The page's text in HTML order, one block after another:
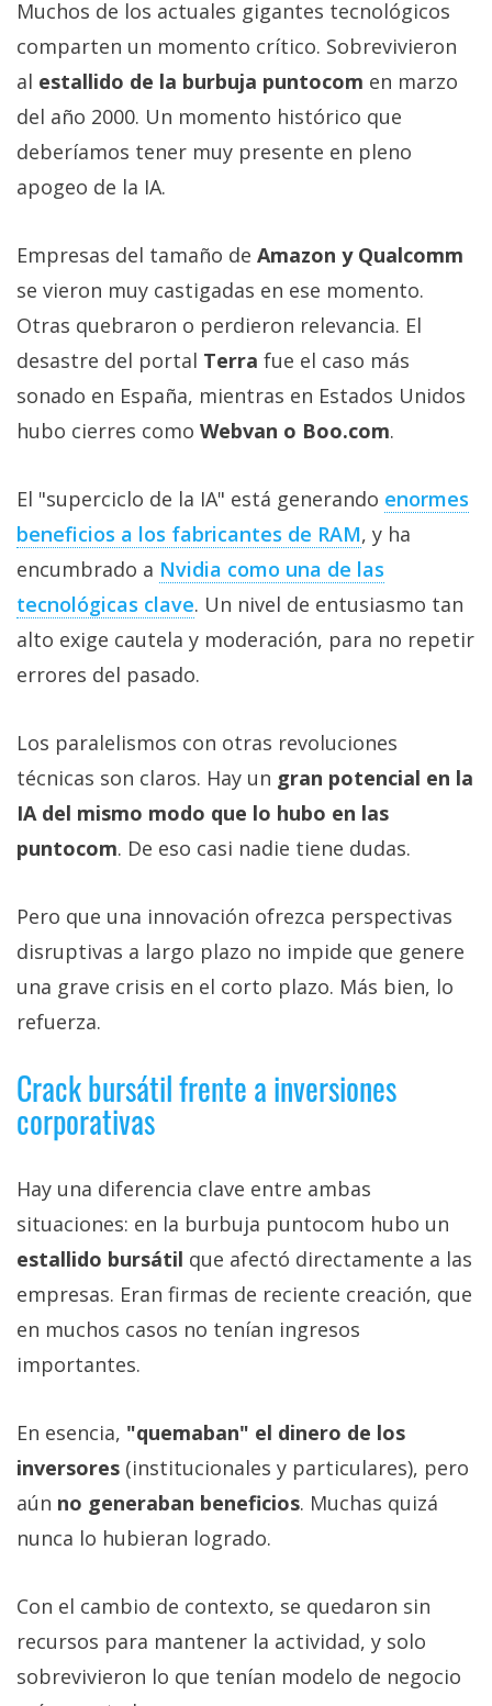
Muchos de los actuales gigantes tecnológicos
comparten un momento crítico. Sobrevivieron
al estallido de la burbuja puntocom en marzo
del año 2000. Un momento histórico que
deberíamos tener muy presente en pleno
apogeo de la IA.
Empresas del tamaño de Amazon y Qualcomm
se vieron muy castigadas en ese momento.
Otras quebraron o perdieron relevancia. El
desastre del portal Terra fue el caso más
sonado en España, mientras en Estados Unidos
hubo cierres como Webvan o Boo.com.
El "superciclo de la IA" está generando enormes
beneficios a los fabricantes de RAM‎, y ha
encumbrado a Nvidia como una de las
tecnológicas clave‎. Un nivel de entusiasmo tan
alto exige cautela y moderación, para no repetir
errores del pasado.
Los paralelismos con otras revoluciones
técnicas son claros. Hay un gran potencial en la
IA del mismo modo que lo hubo en las
puntocom. De eso casi nadie tiene dudas.
Pero que una innovación ofrezca perspectivas
disruptivas a largo plazo no impide que genere
una grave crisis en el corto plazo. Más bien, lo
refuerza.
Crack bursátil frente a inversiones
corporativas
Hay una diferencia clave entre ambas
situaciones: en la burbuja puntocom hubo un
estallido bursátil que afectó directamente a las
empresas. Eran firmas de reciente creación, que
en muchos casos no tenían ingresos
importantes.
En esencia, "quemaban" el dinero de los
inversores (institucionales y particulares), pero
aún no generaban beneficios. Muchas quizá
nunca lo hubieran logrado.
Con el cambio de contexto, se quedaron sin
recursos para mantener la actividad, y solo
sobrevivieron lo que tenían modelo de negocio